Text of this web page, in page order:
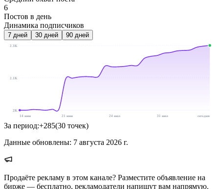
6
Постов в день
Динамика подписчиков
7 дней 30 дней 90 дней
2.3K
2.1K
2K
14 июн
21 июн 24 июл 31 июл сегодня
За период:+285(30 точек)
Данные обновлены: 7 августа 2026 г.
Продаёте рекламу в этом канале? Разместите объявление на
бирже — бесплатно, рекламодатели напишут вам напрямую.